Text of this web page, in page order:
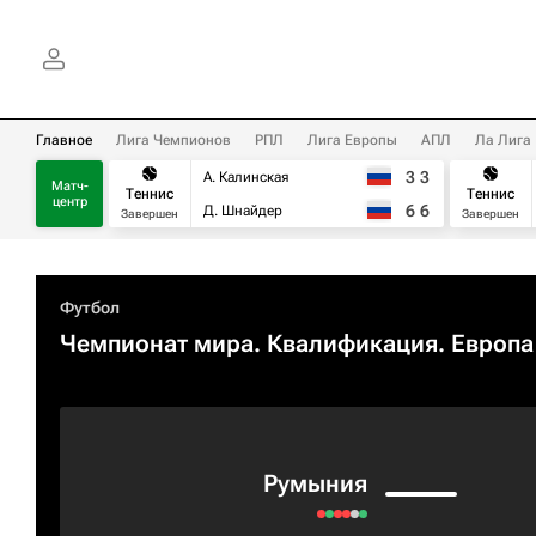
Главное Лига Чемпионов РПЛ Лига Европы АПЛ Ла Лига
Матч-
центр
Теннис
Завершен
А. Калинская
Д. Шнайдер
3 3
6 6
Теннис
Завершен
Футбол
Чемпионат мира. Квалификация. Европа
Румыния